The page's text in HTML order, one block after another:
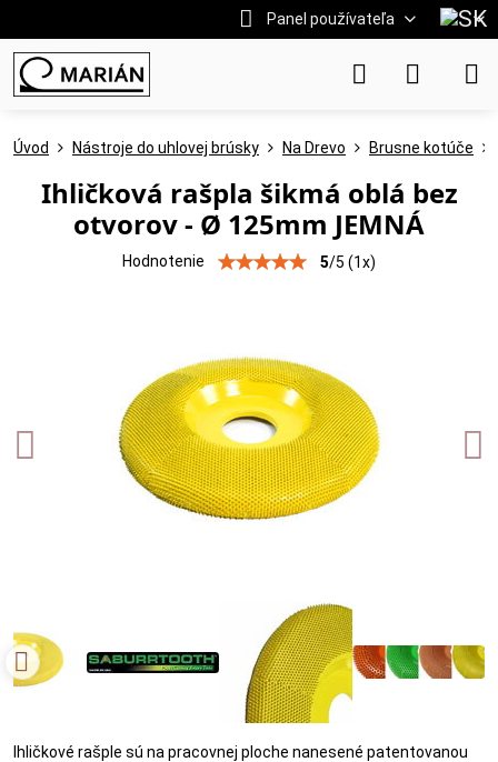
Panel používateľa
Úvod Nástroje do uhlovej brúsky Na Drevo Brusne kotúče
Ihličková rašpla šikmá oblá bez
otvorov - Ø 125mm JEMNÁ
Hodnotenie 5/5 (1x)
Ihličkové rašple sú na pracovnej ploche nanesené patentovanou